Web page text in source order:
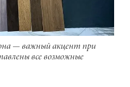
— важный акцент при
все возможные